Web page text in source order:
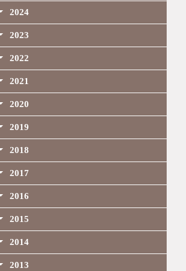
2024
2023
2022
2021
2020
2019
2018
2017
2016
2015
2014
2013